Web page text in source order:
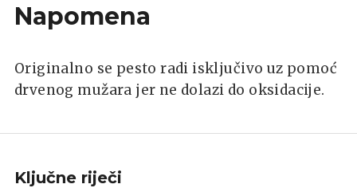
Napomena
Originalno se pesto radi isključivo uz pomoć
drvenog mužara jer ne dolazi do oksidacije.
Ključne riječi